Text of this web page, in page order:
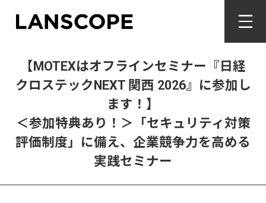
【MOTEXはオフラインセミナー『日経
クロステックNEXT 関西 2026』に参加し
ます！】
＜参加特典あり！＞「セキュリティ対策
評価制度」に備え、企業競争力を高める
実践セミナー